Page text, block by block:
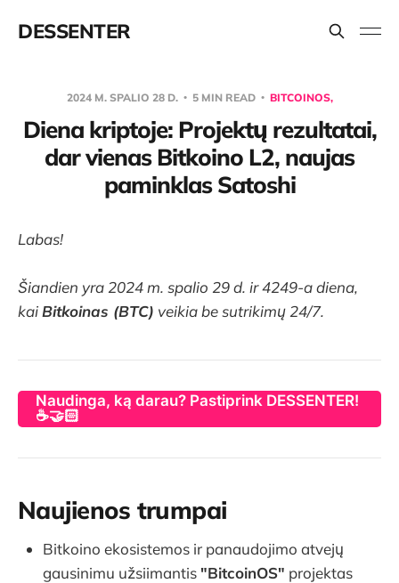
DESSENTER
2024 M. SPALIO 28 D. 5 MIN READ BITCOINOS,
Diena kriptoje: Projektų rezultatai,
dar vienas Bitkoino L2, naujas
paminklas Satoshi
Labas!
Šiandien yra 2024 m. spalio 29 d. ir 4249-a diena,
kaiBitkoinas (BTC) veikia be sutrikimų 24/7.
Naudinga, ką darau? Pastiprink DESSENTER!
☕🤝🏻
Naujienos trumpai
Bitkoino ekosistemos ir panaudojimo atvejų
gausinimu užsiimantis"BitcoinOS" projektas